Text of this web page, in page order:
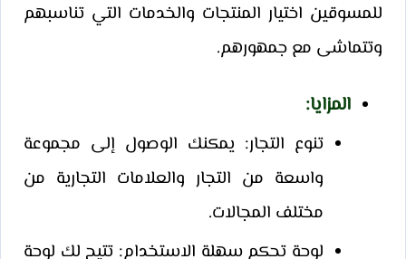
للمسوقين اختيار المنتجات والخدمات التي تناسبهم
وتتماشى مع جمهورهم.
المزايا:
تنوع التجار: يمكنك الوصول إلى مجموعة
واسعة من التجار والعلامات التجارية من
مختلف المجالات.
لوحة تحكم سهلة الاستخدام: تتيح لك لوحة